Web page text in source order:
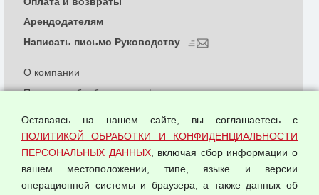
О компании
Политика обработки и конфиденциальности
Согласием на обработку персональных данных
Оферта оптовой купли-продажи
Публичная оферта
Арендодателям
Написать письмо Руководству
Оставаясь на нашем сайте, вы соглашаетесь с
ПОЛИТИКОЙ ОБРАБОТКИ И КОНФИДЕНЦИАЛЬНОСТИ
ПЕРСОНАЛЬНЫХ ДАННЫХ, включая сбор информации о
вашем местоположении, типе, языке и версии
операционной системы и браузера, а также данных об